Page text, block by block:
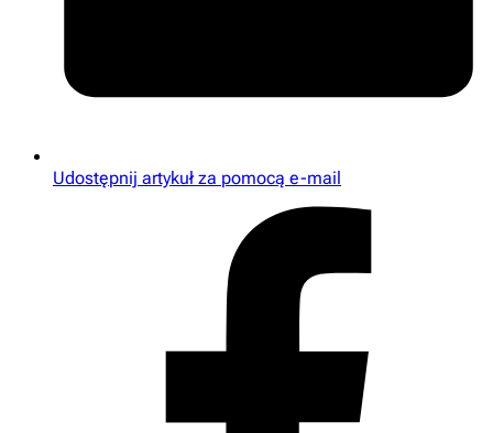
Udostępnij artykuł za pomocą e-mail